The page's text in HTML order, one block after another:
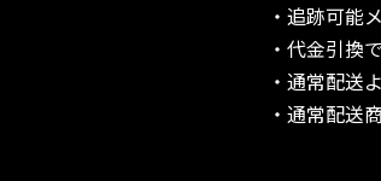
・追跡可能
・代金引換
・通常配送
・通常配送